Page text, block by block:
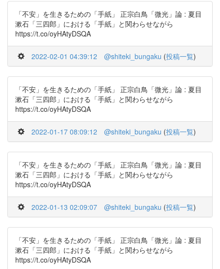
「不安」を生きるための「手紙」 正宗白鳥「微光」論 : 夏目
漱石「三四郎」における「手紙」と関わらせながら
https://t.co/oyHAtyDSQA
2022-02-01 04:39:12 @shiteki_bungaku (投稿一覧)
「不安」を生きるための「手紙」 正宗白鳥「微光」論 : 夏目
漱石「三四郎」における「手紙」と関わらせながら
https://t.co/oyHAtyDSQA
2022-01-17 08:09:12 @shiteki_bungaku (投稿一覧)
「不安」を生きるための「手紙」 正宗白鳥「微光」論 : 夏目
漱石「三四郎」における「手紙」と関わらせながら
https://t.co/oyHAtyDSQA
2022-01-13 02:09:07 @shiteki_bungaku (投稿一覧)
「不安」を生きるための「手紙」 正宗白鳥「微光」論 : 夏目
漱石「三四郎」における「手紙」と関わらせながら
https://t.co/oyHAtyDSQA